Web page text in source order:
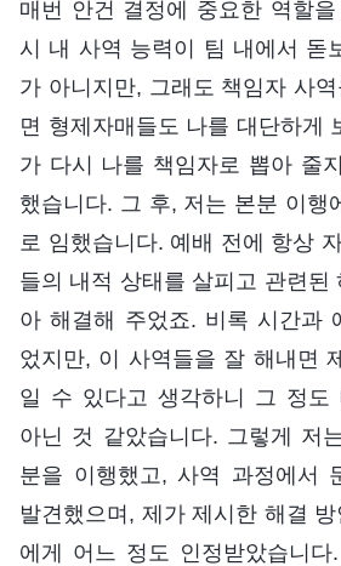
매번 안건 결정에 중요한 역할을
시 내 사역 능력이 팀 내에서 돋
가 아니지만, 그래도 책임자 사
면 형제자매들도 나를 대단하게
가 다시 나를 책임자로 뽑아 줄
했습니다. 그 후, 저는 본분 이행
로 임했습니다. 예배 전에 항상
들의 내적 상태를 살피고 관련된
아 해결해 주었죠. 비록 시간과
었지만, 이 사역들을 잘 해내면
일 수 있다고 생각하니 그 정도
아닌 것 같았습니다. 그렇게 저
분을 이행했고, 사역 과정에서
발견했으며, 제가 제시한 해결
에게 어느 정도 인정받았습니다